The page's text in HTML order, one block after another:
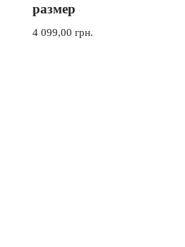
размер
4 099,00грн.